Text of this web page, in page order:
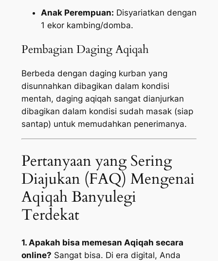
Anak Perempuan: Disyariatkan dengan
1 ekor kambing/domba.
Pembagian Daging Aqiqah
Berbeda dengan daging kurban yang
disunnahkan dibagikan dalam kondisi
mentah, daging aqiqah sangat dianjurkan
dibagikan dalam kondisi sudah masak (siap
santap) untuk memudahkan penerimanya.
Pertanyaan yang Sering
Diajukan (FAQ) Mengenai
Aqiqah Banyulegi
Terdekat
1. Apakah bisa memesan Aqiqah secara
online? Sangat bisa. Di era digital, Anda